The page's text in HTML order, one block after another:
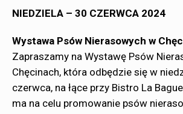
NIEDZIELA – 30 CZERWCA 2024
Wystawa Psów Nierasowych w
Zapraszamy na Wystawę Psów
Chęcinach, która odbędzie się w
czerwca, na łące przy Bistro La
ma na celu promowanie psów